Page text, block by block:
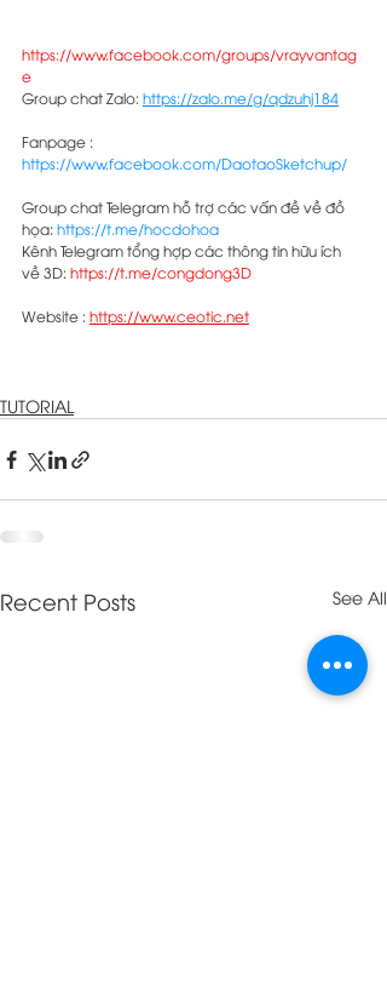
https://www.facebook.com/groups/vrayvantag
e
Group chat Zalo: https://zalo.me/g/qdzuhj184
Fanpage :
https://www.facebook.com/DaotaoSketchup/
Group chat Telegram hỗ trợ các vấn đề về đồ
họa: https://t.me/hocdohoa
Kênh Telegram tổng hợp các thông tin hữu ích
về 3D: https://t.me/congdong3D
Website : https://www.ceotic.net
TUTORIAL
Recent Posts See All